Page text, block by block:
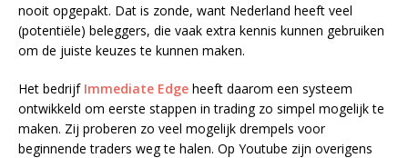
nooit opgepakt. Dat is zonde, want Nederland heeft veel
(potentiële) beleggers, die vaak extra kennis kunnen gebruiken
om de juiste keuzes te kunnen maken.
Het bedrijf Immediate Edge heeft daarom een systeem
ontwikkeld om eerste stappen in trading zo simpel mogelijk te
maken. Zij proberen zo veel mogelijk drempels voor
beginnende traders weg te halen. Op Youtube zijn overigens